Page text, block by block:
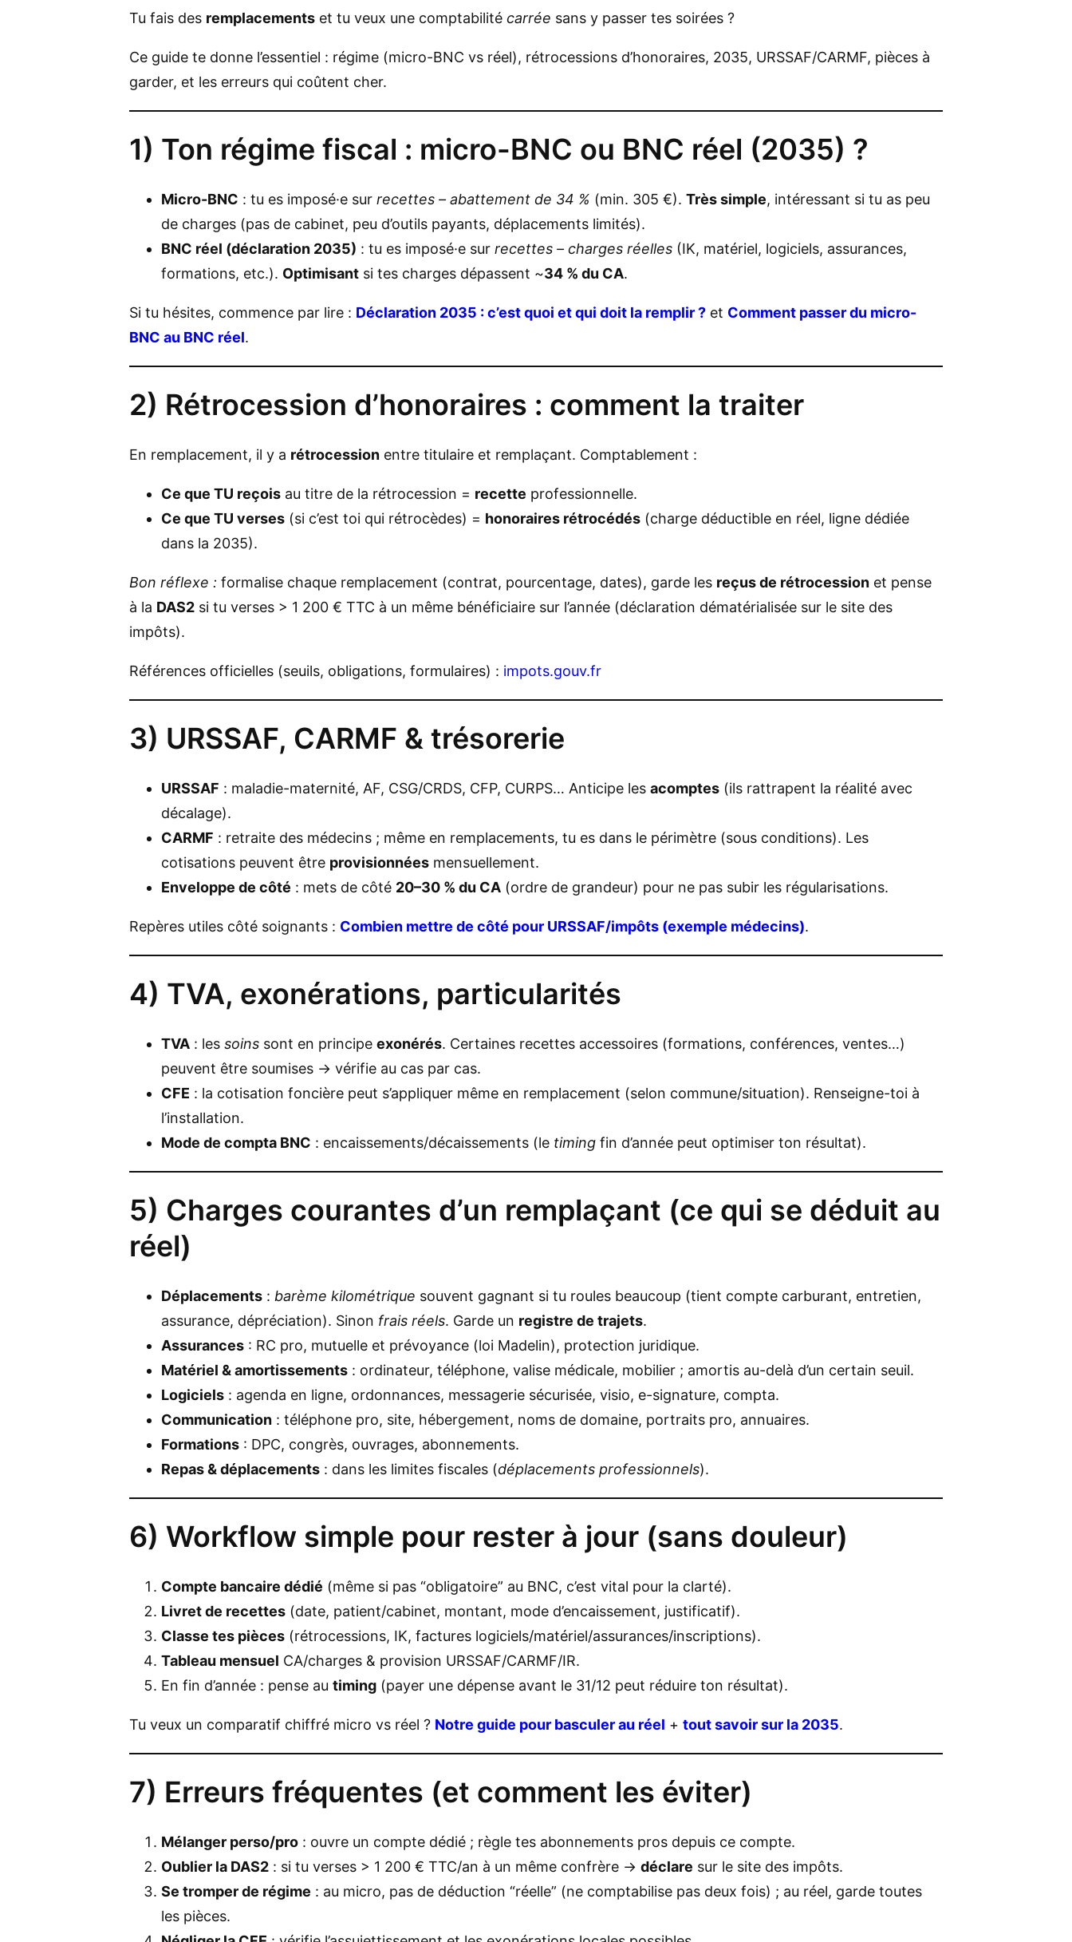
Tu fais des remplacements et tu veux une comptabilité carrée sans y passer tes soirées ?
Ce guide te donne l’essentiel : régime (micro-BNC vs réel), rétrocessions d’honoraires, 2035, URSSAF/CARMF, pièces à
garder, et les erreurs qui coûtent cher.
1) Ton régime fiscal : micro-BNC ou BNC réel (2035) ?
Micro-BNC : tu es imposé·e sur recettes – abattement de 34 % (min. 305 €). Très simple, intéressant si tu as peu
de charges (pas de cabinet, peu d’outils payants, déplacements limités).
BNC réel (déclaration 2035) : tu es imposé·e sur recettes – charges réelles (IK, matériel, logiciels, assurances,
formations, etc.). Optimisant si tes charges dépassent ~34 % du CA.
Si tu hésites, commence par lire : Déclaration 2035 : c’est quoi et qui doit la remplir ? et Comment passer du micro-
BNC au BNC réel.
2) Rétrocession d’honoraires : comment la traiter
En remplacement, il y a rétrocession entre titulaire et remplaçant. Comptablement :
Ce que TU reçois au titre de la rétrocession = recette professionnelle.
Ce que TU verses (si c’est toi qui rétrocèdes) = honoraires rétrocédés (charge déductible en réel, ligne dédiée
dans la 2035).
Bon réflexe : formalise chaque remplacement (contrat, pourcentage, dates), garde les reçus de rétrocession et pense
à la DAS2 si tu verses > 1 200 € TTC à un même bénéficiaire sur l’année (déclaration dématérialisée sur le site des
impôts).
Références officielles (seuils, obligations, formulaires) : impots.gouv.fr
3) URSSAF, CARMF & trésorerie
URSSAF : maladie-maternité, AF, CSG/CRDS, CFP, CURPS… Anticipe les acomptes (ils rattrapent la réalité avec
décalage).
CARMF : retraite des médecins ; même en remplacements, tu es dans le périmètre (sous conditions). Les
cotisations peuvent être provisionnées mensuellement.
Enveloppe de côté : mets de côté 20–30 % du CA (ordre de grandeur) pour ne pas subir les régularisations.
Repères utiles côté soignants : Combien mettre de côté pour URSSAF/impôts (exemple médecins).
4) TVA, exonérations, particularités
TVA : les soins sont en principe exonérés. Certaines recettes accessoires (formations, conférences, ventes…)
peuvent être soumises → vérifie au cas par cas.
CFE : la cotisation foncière peut s’appliquer même en remplacement (selon commune/situation). Renseigne-toi à
l’installation.
Mode de compta BNC : encaissements/décaissements (le timing fin d’année peut optimiser ton résultat).
5) Charges courantes d’un remplaçant (ce qui se déduit au
réel)
Déplacements : barème kilométrique souvent gagnant si tu roules beaucoup (tient compte carburant, entretien,
assurance, dépréciation). Sinon frais réels. Garde un registre de trajets.
Assurances : RC pro, mutuelle et prévoyance (loi Madelin), protection juridique.
Matériel & amortissements : ordinateur, téléphone, valise médicale, mobilier ; amortis au-delà d’un certain seuil.
Logiciels : agenda en ligne, ordonnances, messagerie sécurisée, visio, e-signature, compta.
Communication : téléphone pro, site, hébergement, noms de domaine, portraits pro, annuaires.
Formations : DPC, congrès, ouvrages, abonnements.
Repas & déplacements : dans les limites fiscales (déplacements professionnels).
6) Workflow simple pour rester à jour (sans douleur)
Compte bancaire dédié (même si pas “obligatoire” au BNC, c’est vital pour la clarté).
Livret de recettes (date, patient/cabinet, montant, mode d’encaissement, justificatif).
Classe tes pièces (rétrocessions, IK, factures logiciels/matériel/assurances/inscriptions).
Tableau mensuel CA/charges & provision URSSAF/CARMF/IR.
En fin d’année : pense au timing (payer une dépense avant le 31/12 peut réduire ton résultat).
Tu veux un comparatif chiffré micro vs réel ? Notre guide pour basculer au réel + tout savoir sur la 2035.
7) Erreurs fréquentes (et comment les éviter)
Mélanger perso/pro : ouvre un compte dédié ; règle tes abonnements pros depuis ce compte.
Oublier la DAS2 : si tu verses > 1 200 € TTC/an à un même confrère → déclare sur le site des impôts.
Se tromper de régime : au micro, pas de déduction “réelle” (ne comptabilise pas deux fois) ; au réel, garde toutes
les pièces.